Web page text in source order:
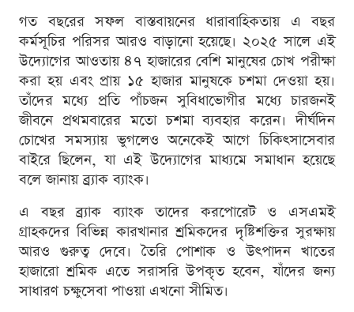
গত বছরের সফল বাস্তবায়নের ধারাবাহিকতায় এ বছর
কর্মসূচির পরিসর আরও বাড়ানো হয়েছে। ২০২৫ সালে এই
উদ্যোগের আওতায় ৪৭ হাজারের বেশি মানুষের চোখ পরীক্ষা
করা হয় এবং প্রায় ১৫ হাজার মানুষকে চশমা দেওয়া হয়।
তাঁদের মধ্যে প্রতি পাঁচজন সুবিধাভোগীর মধ্যে চারজনই
জীবনে প্রথমবারের মতো চশমা ব্যবহার করেন। দীর্ঘদিন
চোখের সমস্যায় ভুগলেও অনেকেই আগে চিকিৎসাসেবার
বাইরে ছিলেন, যা এই উদ্যোগের মাধ্যমে সমাধান হয়েছে
বলে জানায় ব্র্যাক ব্যাংক।
এ বছর ব্র্যাক ব্যাংক তাদের করপোরেট ও এসএমই
গ্রাহকদের বিভিন্ন কারখানার শ্রমিকদের দৃষ্টিশক্তির সুরক্ষায়
আরও গুরুত্ব দেবে। তৈরি পোশাক ও উৎপাদন খাতের
হাজারো শ্রমিক এতে সরাসরি উপকৃত হবেন, যাঁদের জন্য
সাধারণ চক্ষুসেবা পাওয়া এখনো সীমিত।